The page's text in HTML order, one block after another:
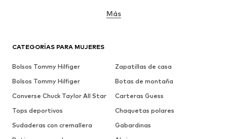
CATEGORÍAS PARA MUJERES
Bolsos Tommy Hilfiger
Zapatillas de casa
Bolsos Tommy Hilfiger
Botas de montaña
Converse Chuck Taylor All Star
Carteras Guess
Tops deportivos
Chaquetas polares
Sudaderas con cremallera
Gabardinas
Más